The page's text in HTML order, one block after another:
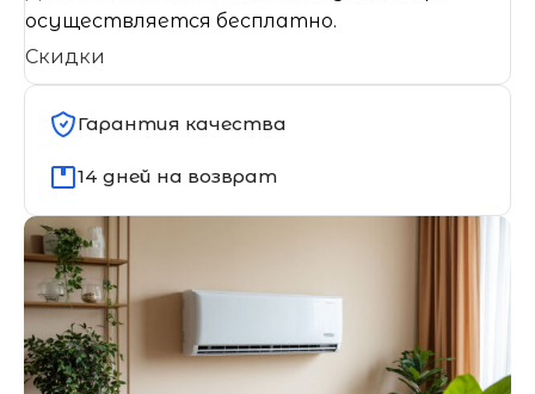
осуществляется бесплатно.
Скидки
Гарантия качества
14 дней на возврат